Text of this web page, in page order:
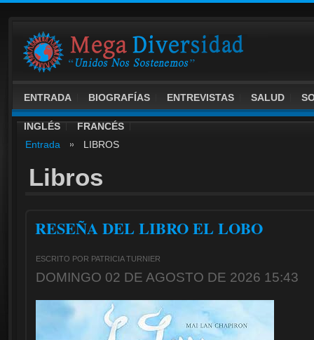
ENTRADA BIOGRAFÍAS ENTREVISTAS SALUD
INGLÉS
FRANCÉS
Entrada
LIBROS
Libros
RESEÑA DEL LIBRO EL LOBO
ESCRITO POR PATRICIA TURNIER
DOMINGO 02 DE AGOSTO DE 2026 15:43